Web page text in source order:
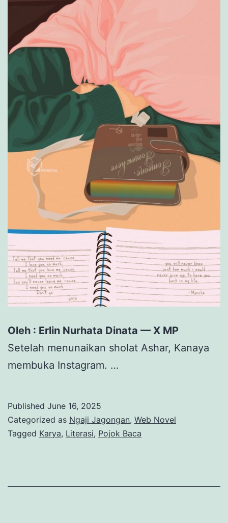
Oleh : Erlin Nurhata Dinata — X MP
Setelah menunaikan sholat Ashar, Kanaya
membuka Instagram. …
Published June 16, 2025
Categorized as Ngaji Jagongan, Web Novel
Tagged Karya, Literasi, Pojok Baca